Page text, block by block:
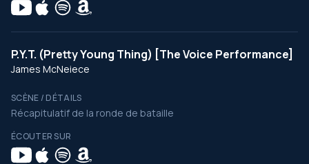
P.Y.T. (Pretty Young Thing) [The Voice Performance]
James McNeiece
SCÈNE / DÉTAILS
Récapitulatif de la ronde de bataille
ÉCOUTER SUR